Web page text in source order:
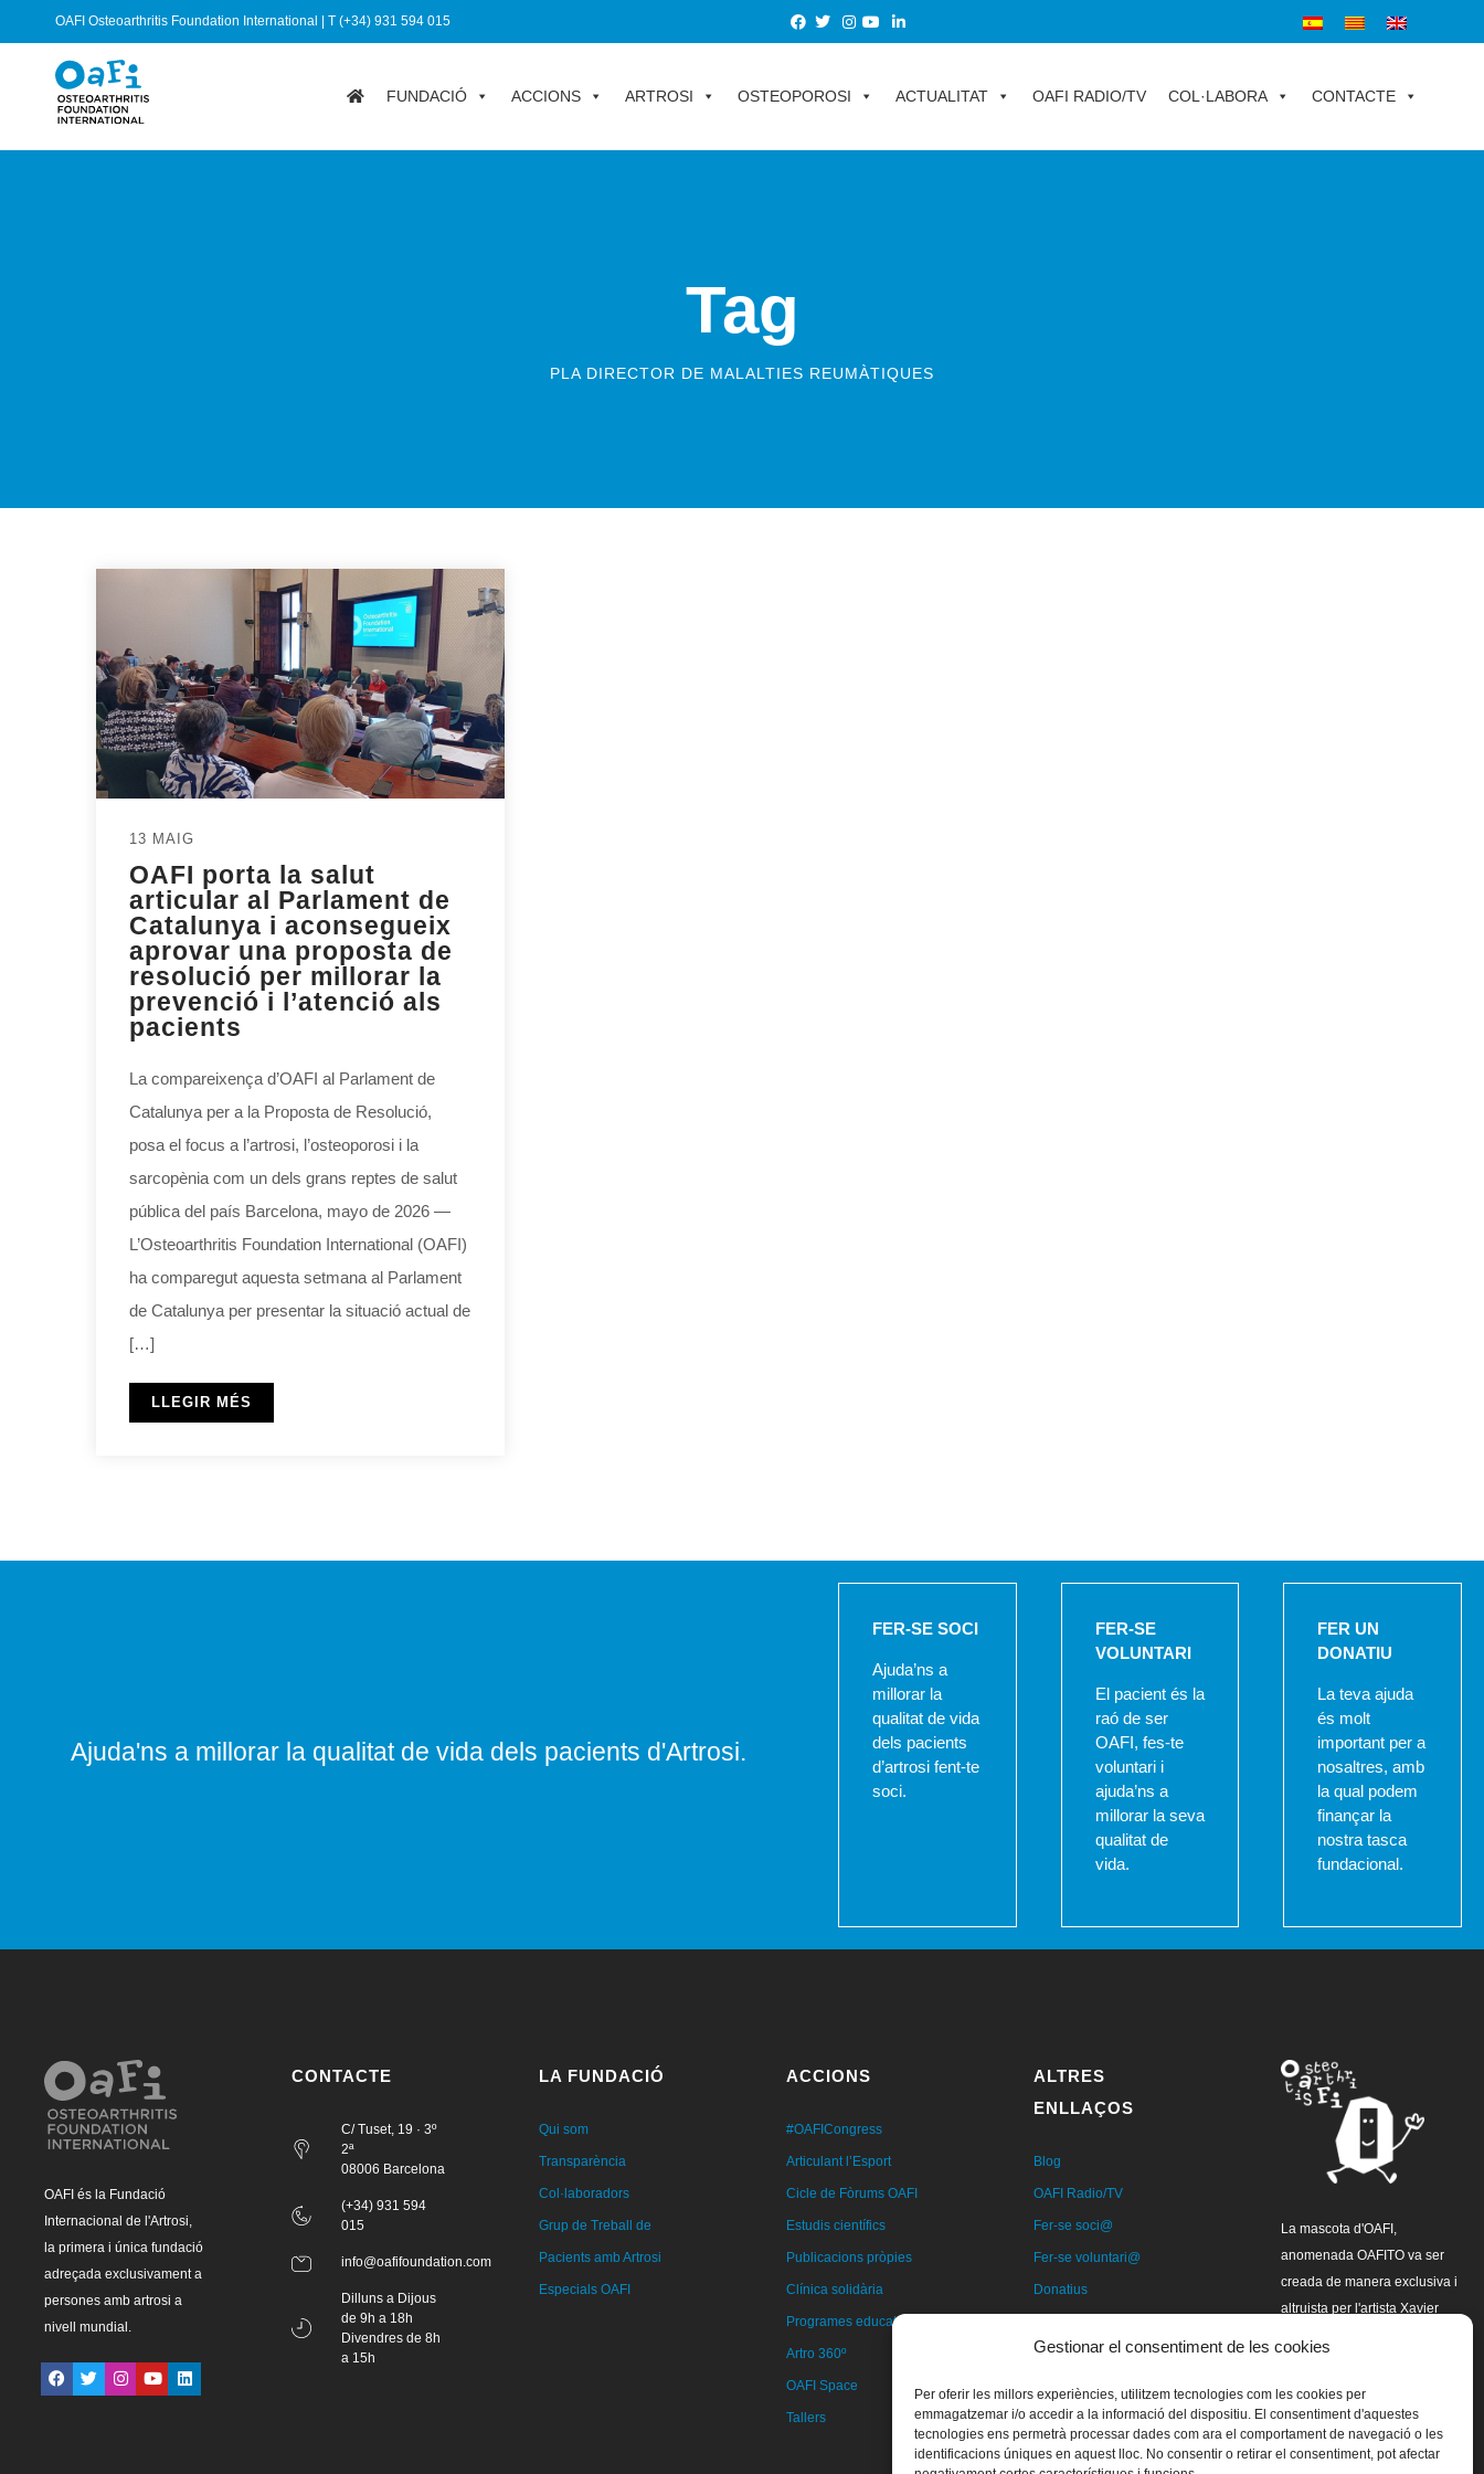
Gestionar el consentiment de les cookies
Per oferir les millors experiències, utilitzem tecnologies com les cookies per
emmagatzemar i/o accedir a la informació del dispositiu. El consentiment d'aquestes
tecnologies ens permetrà processar dades com ara el comportament de navegació o les
identificacions úniques en aquest lloc. No consentir o retirar el consentiment, pot afectar
OAFI Osteoarthritis Foundation International | T (+34) 931 594 015
FUNDACIÓ ACCIONS ARTROSI OSTEOPOROSI ACTUALITAT OAFI RADIO/TV COL·LABORA CONTACTE
Tag
PLA DIRECTOR DE MALALTIES REUMÀTIQUES
13 MAIG
OAFI porta la salut
articular al Parlament de
Catalunya i aconsegueix
aprovar una proposta de
resolució per millorar la
prevenció i l’atenció als
pacients
La compareixença d’OAFI al Parlament de
Catalunya per a la Proposta de Resolució,
posa el focus a l’artrosi, l’osteoporosi i la
sarcopènia com un dels grans reptes de salut
pública del país Barcelona, mayo de 2026 —
L’Osteoarthritis Foundation International (OAFI)
ha comparegut aquesta setmana al Parlament
de Catalunya per presentar la situació actual de
[…]
LLEGIR MÉS
Ajuda'ns a millorar la qualitat de vida dels pacients d'Artrosi.
FER-SE SOCI
Ajuda’ns a
millorar la
qualitat de vida
dels pacients
d’artrosi fent-te
soci.
FER-SE
VOLUNTARI
El pacient és la
raó de ser
OAFI, fes-te
voluntari i
ajuda’ns a
millorar la seva
qualitat de
vida.
FER UN
DONATIU
La teva ajuda
és molt
important per a
nosaltres, amb
la qual podem
finançar la
nostra tasca
fundacional.
OAFI és la Fundació
Internacional de l'Artrosi,
la primera i única fundació
adreçada exclusivament a
persones amb artrosi a
nivell mundial.
CONTACTE
C/ Tuset, 19 · 3º
2ª
08006 Barcelona
(+34) 931 594
015
info@oafifoundation.com
Dilluns a Dijous
de 9h a 18h
Divendres de 8h
a 15h
LA FUNDACIÓ
Qui som
Transparència
Col·laboradors
Grup de Treball de
Pacients amb Artrosi
Especials OAFI
ACCIONS
#OAFICongress
Articulant l’Esport
Cicle de Fòrums OAFI
Estudis científics
Publicacions pròpies
Clínica solidària
Programes educatius
Artro 360º
OAFI Space
Tallers
ALTRES
ENLLAÇOS
Blog
OAFI Radio/TV
Fer-se soci@
Fer-se voluntari@
Donatius
La mascota d'OAFI,
anomenada OAFITO va ser
creada de manera exclusiva i
altruista per l'artista Xavier